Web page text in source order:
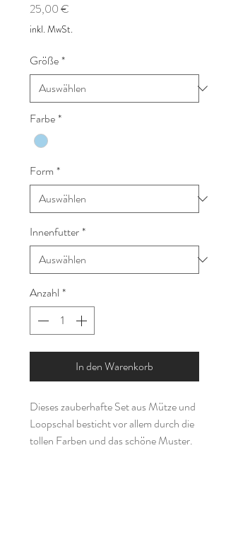
25,00 €
inkl. MwSt.
Größe*
Farbe*
Form *
Innenfutter*
Anzahl *
In den Warenkorb
Dieses zauberhafte Set aus Mütze und
Loopschal besticht vor allem durch die
tollen Farben und das schöne Muster.